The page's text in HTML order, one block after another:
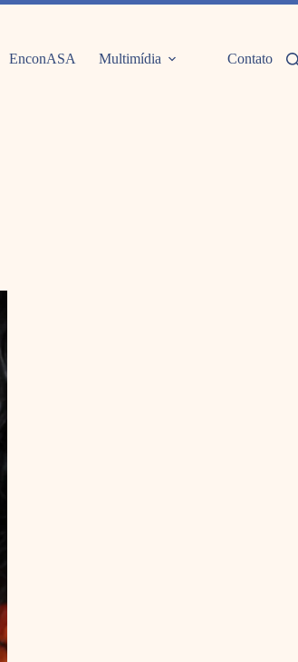
EnconASA Multimídia Contato